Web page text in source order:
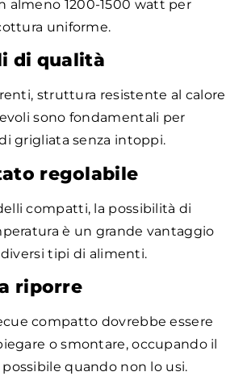
almeno 1200-1500 watt per
uniforme.
di qualità
struttura resistente al calore
sono fondamentali per
grigliata senza intoppi.
regolabile
compatti, la possibilità di
è un grande vantaggio
tipi di alimenti.
riporre
compatto dovrebbe essere
o smontare, occupando il
quando non lo usi.